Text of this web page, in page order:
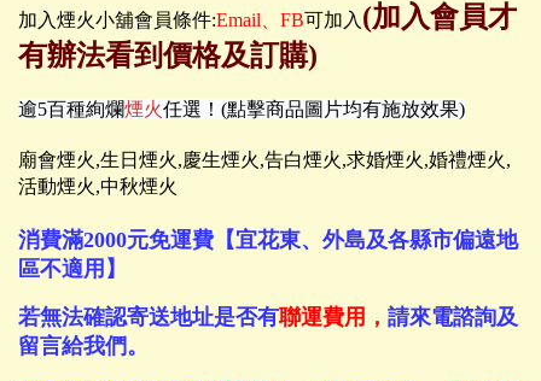
加入煙火小舖會員條件:Email、FB可加入 (加入會員才
有辦法看到價格及訂購)
逾5百種絢爛煙火任選！(點擊商品圖片均有施放效果)
廟會煙火,生日煙火,慶生煙火,告白煙火,求婚煙火,婚禮煙火,
活動煙火,中秋煙火
消費滿2000元免運費【宜花東、外島及各縣市偏遠地
區不適用】
若無法確認寄送地址是否有聯運費用， 請來電諮詢及
留言給我們。